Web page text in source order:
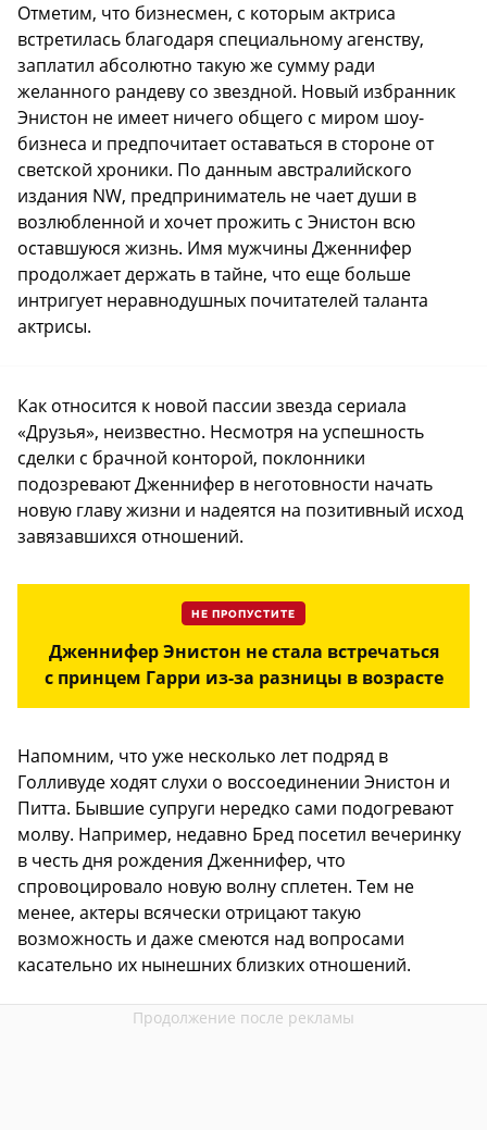
Отметим, что бизнесмен, с которым актриса
встретилась благодаря специальному агенству,
заплатил абсолютно такую же сумму ради
желанного рандеву со звездной. Новый избранник
Энистон не имеет ничего общего с миром шоу-
бизнеса и предпочитает оставаться в стороне от
светской хроники. По данным австралийского
издания NW, предприниматель не чает души в
возлюбленной и хочет прожить с Энистон всю
оставшуюся жизнь. Имя мужчины Дженнифер
продолжает держать в тайне, что еще больше
интригует неравнодушных почитателей таланта
актрисы.
Как относится к новой пассии звезда сериала
«Друзья», неизвестно. Несмотря на успешность
сделки с брачной конторой, поклонники
подозревают Дженнифер в неготовности начать
новую главу жизни и надеятся на позитивный исход
завязавшихся отношений.
НЕ ПРОПУСТИТЕ
Дженнифер Энистон не стала встречаться
с принцем Гарри из-за разницы в возрасте
Напомним, что уже несколько лет подряд в
Голливуде ходят слухи о воссоединении Энистон и
Питта. Бывшие супруги нередко сами подогревают
молву. Например, недавно Бред посетил вечеринку
в честь дня рождения Дженнифер, что
спровоцировало новую волну сплетен. Тем не
менее, актеры всячески отрицают такую
возможность и даже смеются над вопросами
касательно их нынешних близких отношений.